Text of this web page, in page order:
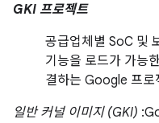
GKI 프로젝트
공급업체별 SoC 및
기능을 로드가 가능
결하는 Google 프로
일반 커널 이미지 (GKI)